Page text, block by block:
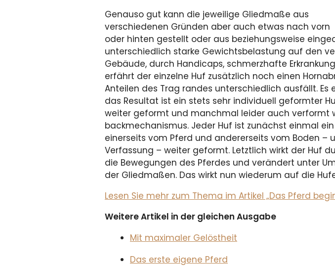
Genauso gut kann die jeweilige Gliedmaße aus
verschiedenen Gründen aber auch etwas nach vorn
oder hinten gestellt oder aus­ beziehungs­weise
unterschiedlich starke Gewichtsbelas­tung auf den
Gebäude, durch Handicaps, schmerzhaf­te
erfährt der ein­zelne Huf zusätzlich noch einen
Anteilen des Trag randes unterschiedlich ausfällt.
das Resultat ist ein stets sehr individuell geformter
weiter geformt und manchmal leider auch verformt
backmechanismus. Jeder Huf ist zunächst einmal
einerseits vom Pferd und andererseits vom Boden –
Verfassung – weiter geformt. Letztlich wirkt der Huf
die Bewegungen des Pferdes und ver­ändert unter
der Gliedmaßen. Das wirkt nun wie­derum auf die
Lesen Sie mehr zum Thema im Artikel „Das Pferd
Weitere Artikel in der gleichen Ausgabe
Mit maximaler Gelöstheit
Das erste eigene Pferd